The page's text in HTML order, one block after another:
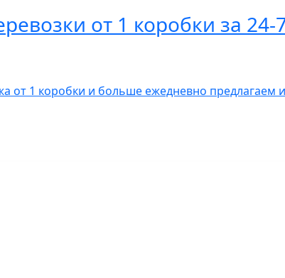
от 1 коробки за
от 1 коробки и больше ежедневно